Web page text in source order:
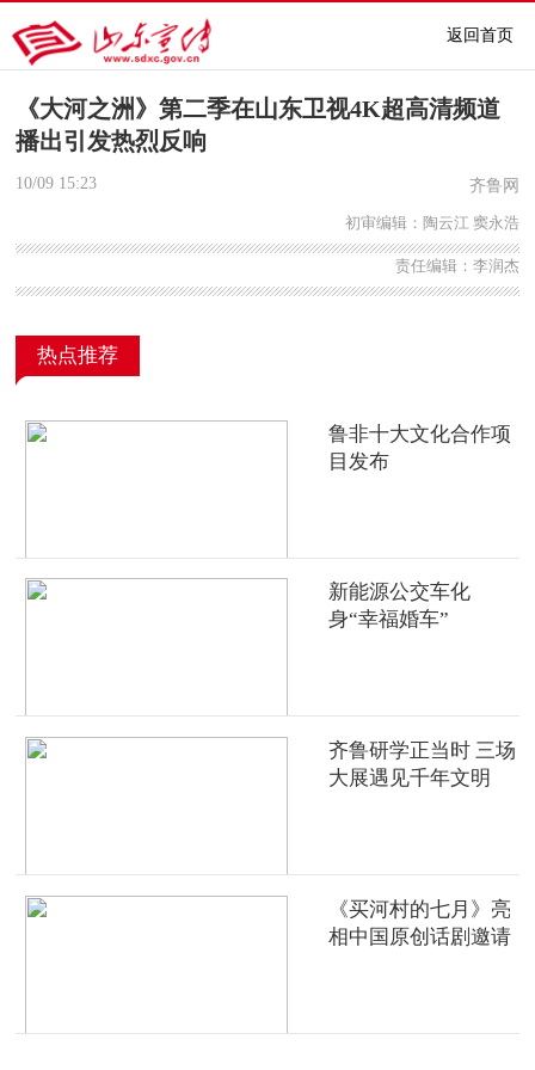
返回首页
《大河之洲》第二季在山东卫视4K超高清频道
播出引发热烈反响
10/09 15:23 齐鲁网
初审编辑：陶云江 窦永浩
责任编辑：李润杰
热点推荐
鲁非十大文化合作项
目发布
新能源公交车化
身“幸福婚车”
齐鲁研学正当时 三场
大展遇见千年文明
《买河村的七月》亮
相中国原创话剧邀请